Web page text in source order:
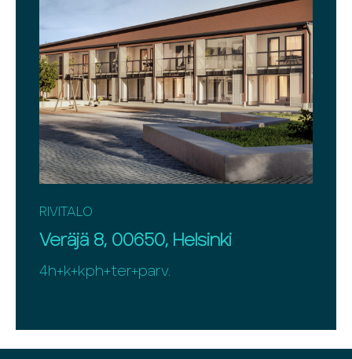
RIVITALO
Veräjä 8, 00650, Helsinki
4h+k+kph+ter+parv.